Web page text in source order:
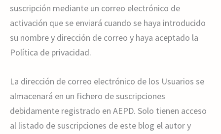
suscripción mediante un correo electrónico de
activación que se enviará cuando se haya introducido
su nombre y dirección de correo y haya aceptado la
Política de privacidad.
La dirección de correo electrónico de los Usuarios se
almacenará en un fichero de suscripciones
debidamente registrado en AEPD. Solo tienen acceso
al listado de suscripciones de este blog el autor y